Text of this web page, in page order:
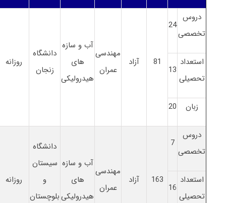
دروس
تخصصی
24
81 آزاد
مهندسی
عمران
آب و سازه
های
هیدرولیکی
دانشگاه
زنجان
روزانه
استعداد
تحصیلی
13
زبان 20
دروس
تخصصی
7
163 آزاد
مهندسی
عمران
آب و سازه
های
هیدرولیکی
دانشگاه
سیستان
و
بلوچستان
روزانه
استعداد
تحصیلی
16